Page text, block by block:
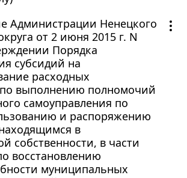
Администрации Ненецкого
от 2 июня 2015 г. N
Порядка
субсидий на
расходных
по выполнению полномочий
самоуправления по
и распоряжению
в
собственности, в части
восстановлению
муниципальных